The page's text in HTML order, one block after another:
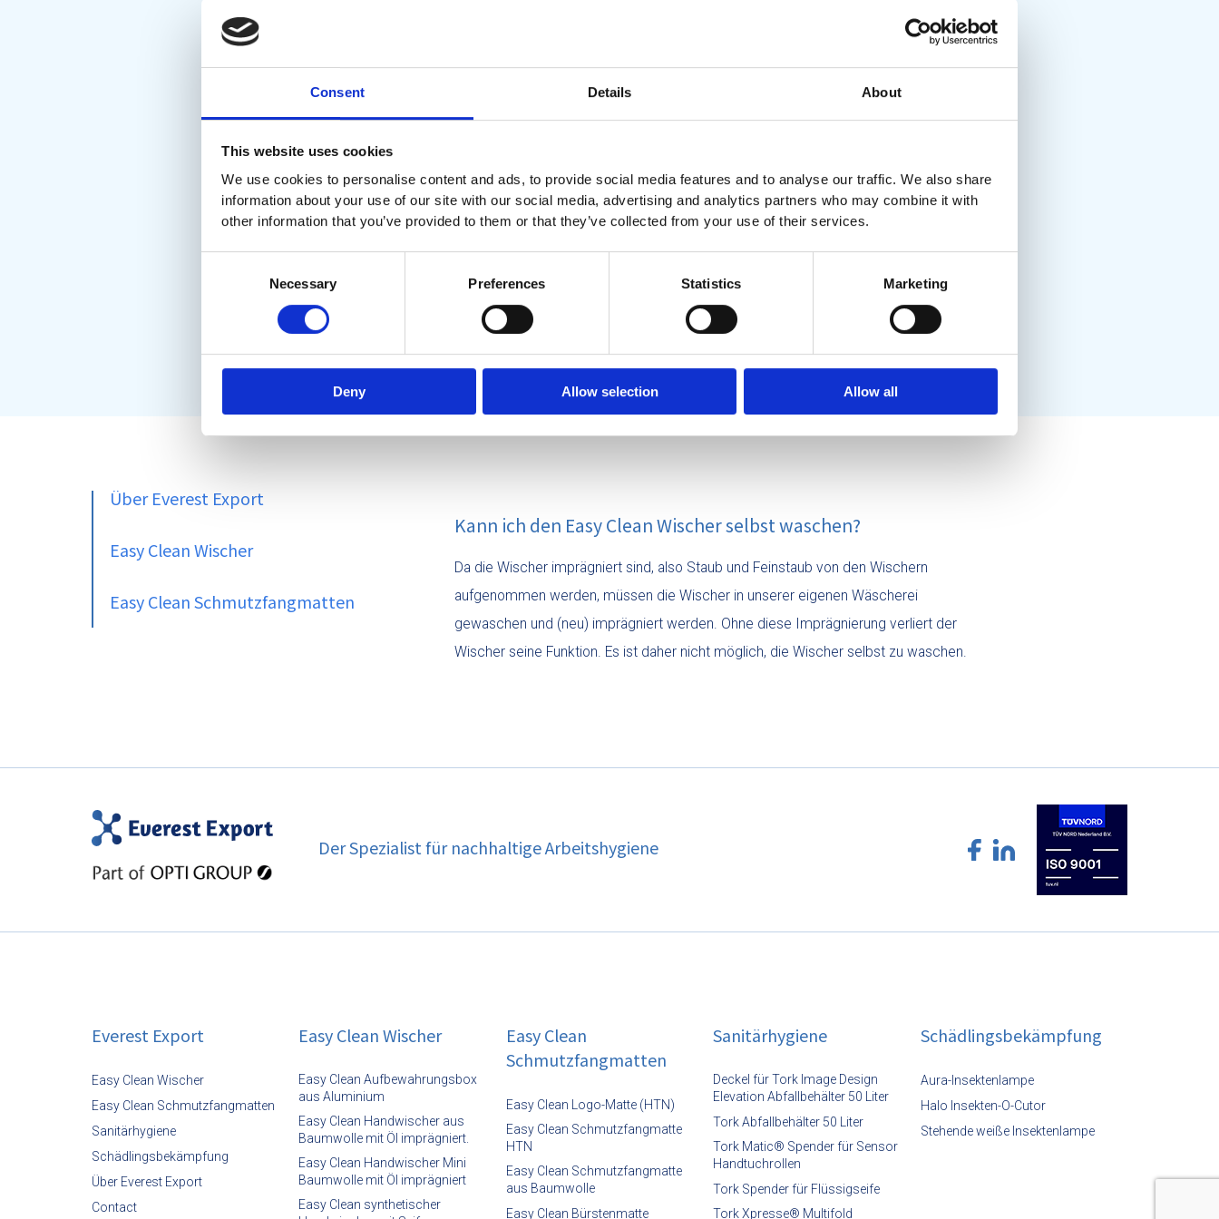
Consent Details About
This website uses cookies
We use cookies to personalise content and ads, to provide social media features and to analyse our traffic. We also share
information about your use of our site with our social media, advertising and analytics partners who may combine it with
other information that you’ve provided to them or that they’ve collected from your use of their services.
Necessary Preferences Statistics Marketing
Deny Allow selection Allow all
Über Everest Export
Easy Clean Wischer
Easy Clean Schmutzfangmatten
Kann ich den Easy Clean Wischer selbst waschen?
Da die Wischer imprägniert sind, also Staub und Feinstaub von den Wischern
aufgenommen werden, müssen die Wischer in unserer eigenen Wäscherei
gewaschen und (neu) imprägniert werden. Ohne diese Imprägnierung verliert der
Wischer seine Funktion. Es ist daher nicht möglich, die Wischer selbst zu waschen.
Der Spezialist für nachhaltige Arbeitshygiene
Everest Export
Easy Clean Wischer
Easy Clean Schmutzfangmatten
Sanitärhygiene
Schädlingsbekämpfung
Über Everest Export
Contact
Easy Clean Wischer
Easy Clean Aufbewahrungsbox
aus Aluminium
Easy Clean Handwischer aus
Baumwolle mit Öl imprägniert.
Easy Clean Handwischer Mini
Baumwolle mit Öl imprägniert
Easy Clean synthetischer
Easy Clean
Schmutzfangmatten
Easy Clean Logo-Matte (HTN)
Easy Clean Schmutzfangmatte
HTN
Easy Clean Schmutzfangmatte
aus Baumwolle
Easy Clean Bürstenmatte
Sanitärhygiene
Deckel für Tork Image Design
Elevation Abfallbehälter 50 Liter
Tork Abfallbehälter 50 Liter
Tork Matic® Spender für Sensor
Handtuchrollen
Tork Spender für Flüssigseife
Tork Xpresse® Multifold
Schädlingsbekämpfung
Aura-Insektenlampe
Halo Insekten-O-Cutor
Stehende weiße Insektenlampe